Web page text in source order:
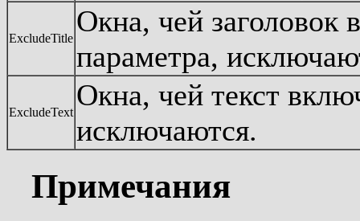
ExcludeTitle
Окна, чей заголовок
параметра,
ExcludeText
Окна, чей текст
исключаются.
Примечания